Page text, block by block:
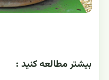
بيشتر مطالعه کنيد :